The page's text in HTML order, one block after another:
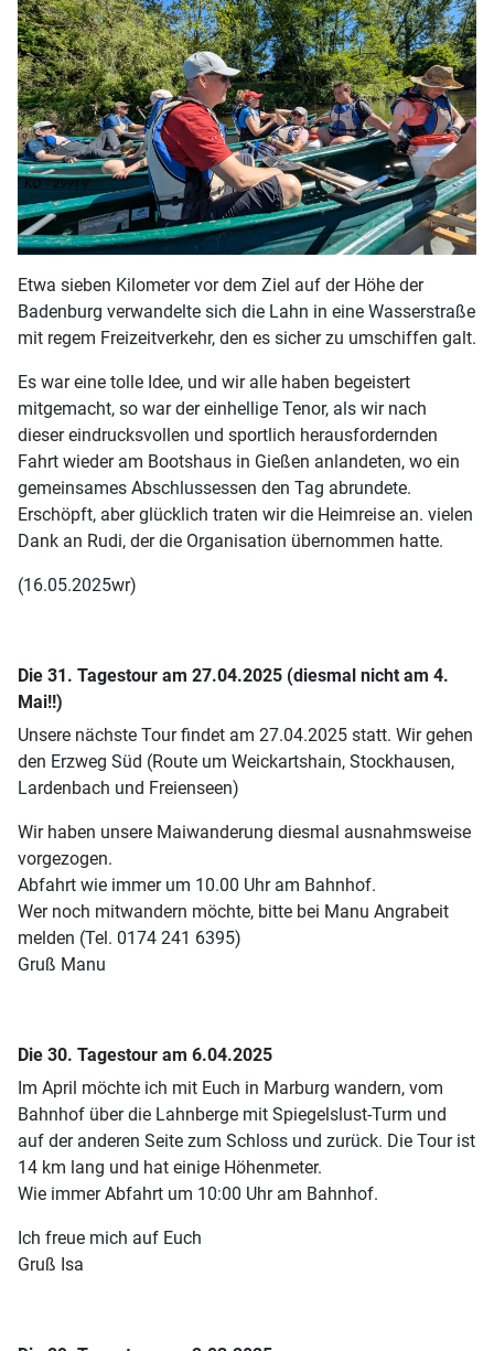
Etwa sieben Kilometer vor dem Ziel auf der Höhe der
Badenburg verwandelte sich die Lahn in eine Wasserstraße
mit regem Freizeitverkehr, den es sicher zu umschiffen galt.
Es war eine tolle Idee, und wir alle haben begeistert
mitgemacht, so war der einhellige Tenor, als wir nach
dieser eindrucksvollen und sportlich herausfordernden
Fahrt wieder am Bootshaus in Gießen anlandeten, wo ein
gemeinsames Abschlussessen den Tag abrundete.
Erschöpft, aber glücklich traten wir die Heimreise an. vielen
Dank an Rudi, der die Organisation übernommen hatte.
(16.05.2025wr)
Die 31. Tagestour am 27.04.2025 (diesmal nicht am 4.
Mai!!)
Unsere nächste Tour findet am 27.04.2025 statt. Wir gehen
den Erzweg Süd (Route um Weickartshain, Stockhausen,
Lardenbach und Freienseen)
Wir haben unsere Maiwanderung diesmal ausnahmsweise
vorgezogen.
Abfahrt wie immer um 10.00 Uhr am Bahnhof.
Wer noch mitwandern möchte, bitte bei Manu Angrabeit
melden (Tel. 0174 241 6395)
Gruß Manu
Die 30. Tagestour am 6.04.2025
Im April möchte ich mit Euch in Marburg wandern, vom
Bahnhof über die Lahnberge mit Spiegelslust-Turm und
auf der anderen Seite zum Schloss und zurück. Die Tour ist
14 km lang und hat einige Höhenmeter.
Wie immer Abfahrt um 10:00 Uhr am Bahnhof.
Ich freue mich auf Euch
Gruß Isa